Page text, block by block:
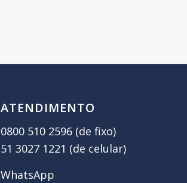
ATENDIMENTO
0800 510 2596 (de fixo)
51 3027 1221 (de celular)
WhatsApp